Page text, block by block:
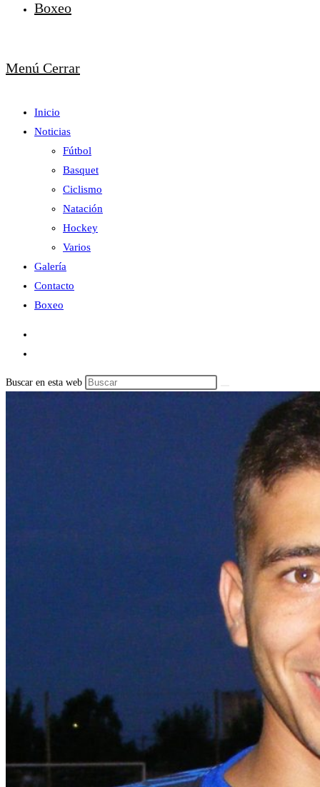
Boxeo
Menú Cerrar
Inicio
Noticias
Fútbol
Basquet
Ciclismo
Natación
Hockey
Varios
Galería
Contacto
Boxeo
Buscar en esta web